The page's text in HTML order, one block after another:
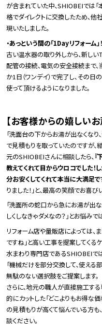
が含まれていた中、SHIOBEIでは
格でダイレクトに交換したため、
現いたしました。
・あっという間の「1Dayリフォーム」！
古い温水器の取り外しから、新しい
配管の接続、電気の安全接続まで
か1日（ワンデイ）で完了し、その
使って頂けるようになりました。
【お客様からの嬉しいお
「洗面台の下からお湯が出なくな
で見積もりを取っていたのですが、
元のSHIOBEIさんに相談したら、
教えてくれて目からウロコでした！
分お安くしてくれて本当に大満足で
りました！」と、最高の笑顔でお喜び
「洗面所の蛇口から急にお湯が出
しくしなきゃダメなの？」とお悩み
リフォーム店や量販店によっては、
ですね」と高い工事を提案してくる
水まわり専門店であるSHIOBEIで
「機械だけを部分交換して、使え
無駄のない選択肢をご提案します。
さらに、地元の職人が直接施工す
的にカットした「どこよりもお得な
の見積もりが高くて悩んでいる方も
談ください。